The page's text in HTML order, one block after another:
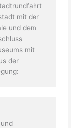
mit der
und dem
mit
der